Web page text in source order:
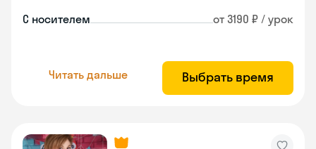
С носителем от 3190 ₽ / урок
Читать дальше Выбрать время